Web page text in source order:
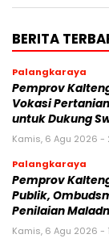
BERITA
Palangkaraya
Pemprov
Vokasi
untuk Dukung
Kamis, 6 Agu 2026 -
Palangkaraya
Pemprov
Publik,
Penilaian
Kamis, 6 Agu 2026 -